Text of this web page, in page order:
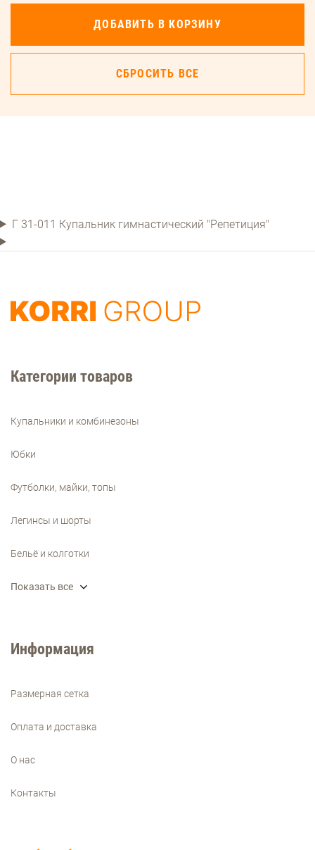
ДОБАВИТЬ В КОРЗИНУ
СБРОСИТЬ ВСЕ
Г 31-011 Купальник гимнастический "Репетиция"
Категории товаров
Купальники и комбинезоны
Юбки
Футболки, майки, топы
Легинсы и шорты
Бельё и колготки
Показать все
Информация
Размерная сетка
Оплата и доставка
О нас
Контакты